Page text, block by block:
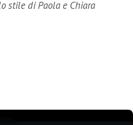
stile di Paola e Chiara